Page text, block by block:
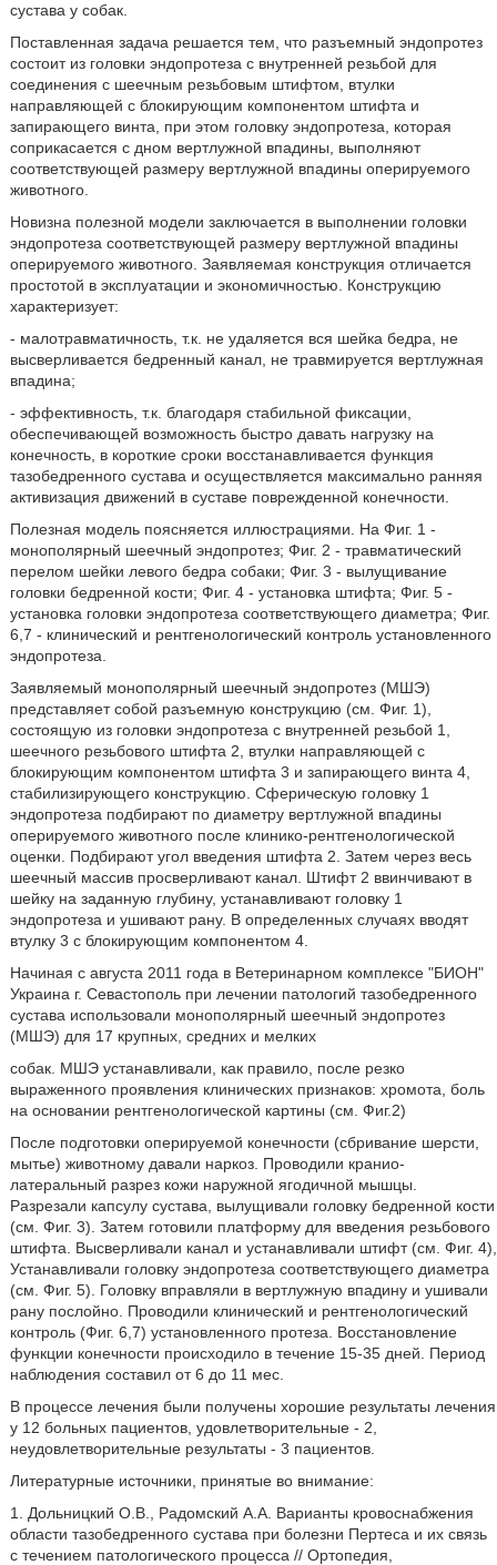
сустава у собак.
Поставленная задача решается тем, что разъемный эндопротез
состоит из головки эндопротеза с внутренней резьбой для
соединения с шеечным резьбовым штифтом, втулки
направляющей с блокирующим компонентом штифта и
запирающего винта, при этом головку эндопротеза, которая
соприкасается с дном вертлужной впадины, выполняют
соответствующей размеру вертлужной впадины оперируемого
животного.
Новизна полезной модели заключается в выполнении головки
эндопротеза соответствующей размеру вертлужной впадины
оперируемого животного. Заявляемая конструкция отличается
простотой в эксплуатации и экономичностью. Конструкцию
характеризует:
- малотравматичность, т.к. не удаляется вся шейка бедра, не
высверливается бедренный канал, не травмируется вертлужная
впадина;
- эффективность, т.к. благодаря стабильной фиксации,
обеспечивающей возможность быстро давать нагрузку на
конечность, в короткие сроки восстанавливается функция
тазобедренного сустава и осуществляется максимально ранняя
активизация движений в суставе поврежденной конечности.
Полезная модель поясняется иллюстрациями. На Фиг. 1 -
монополярный шеечный эндопротез; Фиг. 2 - травматический
перелом шейки левого бедра собаки; Фиг. 3 - вылущивание
головки бедренной кости; Фиг. 4 - установка штифта; Фиг. 5 -
установка головки эндопротеза соответствующего диаметра; Фиг.
6,7 - клинический и рентгенологический контроль установленного
эндопротеза.
Заявляемый монополярный шеечный эндопротез (МШЭ)
представляет собой разъемную конструкцию (см. Фиг. 1),
состоящую из головки эндопротеза с внутренней резьбой 1,
шеечного резьбового штифта 2, втулки направляющей с
блокирующим компонентом штифта 3 и запирающего винта 4,
стабилизирующего конструкцию. Сферическую головку 1
эндопротеза подбирают по диаметру вертлужной впадины
оперируемого животного после клинико-рентгенологической
оценки. Подбирают угол введения штифта 2. Затем через весь
шеечный массив просверливают канал. Штифт 2 ввинчивают в
шейку на заданную глубину, устанавливают головку 1
эндопротеза и ушивают рану. В определенных случаях вводят
втулку 3 с блокирующим компонентом 4.
Начиная с августа 2011 года в Ветеринарном комплексе "БИОН"
Украина г. Севастополь при лечении патологий тазобедренного
сустава использовали монополярный шеечный эндопротез
(МШЭ) для 17 крупных, средних и мелких
собак. МШЭ устанавливали, как правило, после резко
выраженного проявления клинических признаков: хромота, боль
на основании рентгенологической картины (см. Фиг.2)
После подготовки оперируемой конечности (сбривание шерсти,
мытье) животному давали наркоз. Проводили кранио-
латеральный разрез кожи наружной ягодичной мышцы.
Разрезали капсулу сустава, вылущивали головку бедренной кости
(см. Фиг. 3). Затем готовили платформу для введения резьбового
штифта. Высверливали канал и устанавливали штифт (см. Фиг. 4),
Устанавливали головку эндопротеза соответствующего диаметра
(см. Фиг. 5). Головку вправляли в вертлужную впадину и ушивали
рану послойно. Проводили клинический и рентгенологический
контроль (Фиг. 6,7) установленного протеза. Восстановление
функции конечности происходило в течение 15-35 дней. Период
наблюдения составил от 6 до 11 мес.
В процессе лечения были получены хорошие результаты лечения
у 12 больных пациентов, удовлетворительные - 2,
неудовлетворительные результаты - 3 пациентов.
Литературные источники, принятые во внимание:
1. Дольницкий О.В., Радомский А.А. Варианты кровоснабжения
области тазобедренного сустава при болезни Пертеса и их связь
с течением патологического процесса // Ортопедия,